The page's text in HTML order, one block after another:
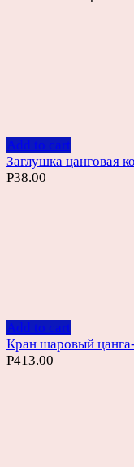
Add to cart
Заглушка цанговая
Р38.00
Add to cart
Кран шаровый
Р413.00